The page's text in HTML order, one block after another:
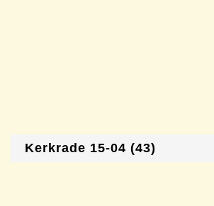
Kerkrade 15-04 (43)